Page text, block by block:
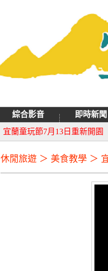
綜合影音
即時新聞
宜蘭童玩節7月13日重新開園
大同音樂祭延期至8月9日禮
休閒旅遊 ＞ 美食教學 ＞